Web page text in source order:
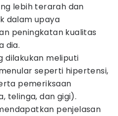
lebih terarah dan
dalam upaya
peningkatan kualitas
dia.
dilakukan meliputi
seperti hipertensi,
pemeriksaan
telinga, dan gigi).
penjelasan